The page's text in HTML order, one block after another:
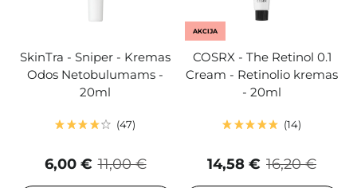
SkinTra - Sniper - Kremas
Odos Netobulumams -
20ml
47
11,00 €
6,00 €
AKCIJA
COSRX - The Retinol 0.1
Cream - Retinolio kremas
- 20ml
14
16,20 €
14,58 €